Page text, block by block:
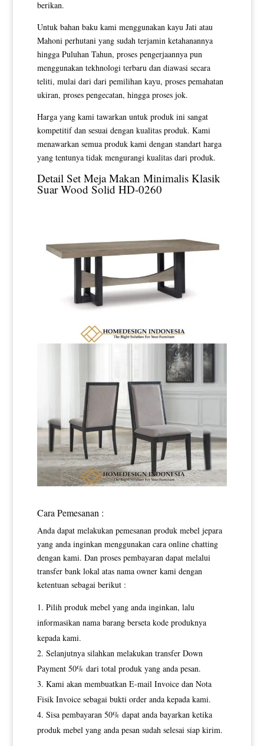
berikan.
Untuk bahan baku kami menggunakan kayu Jati atau
Mahoni perhutani yang sudah terjamin ketahanannya
hingga Puluhan Tahun, proses pengerjaannya pun
menggunakan tekhnologi terbaru dan diawasi secara
teliti, mulai dari dari pemilihan kayu, proses pemahatan
ukiran, proses pengecatan, hingga proses jok.
Harga yang kami tawarkan untuk produk ini sangat
kompetitif dan sesuai dengan kualitas produk. Kami
menawarkan semua produk kami dengan standart harga
yang tentunya tidak mengurangi kualitas dari produk.
Detail Set Meja Makan Minimalis Klasik
Suar Wood Solid HD-0260
Cara Pemesanan :
Anda dapat melakukan pemesanan produk mebel jepara
yang anda inginkan menggunakan cara online chatting
dengan kami. Dan proses pembayaran dapat melalui
transfer bank lokal atas nama owner kami dengan
ketentuan sebagai berikut :
Pilih produk mebel yang anda inginkan, lalu
informasikan nama barang berseta kode produknya
kepada kami.
Selanjutnya silahkan melakukan transfer Down
Payment 50% dari total produk yang anda pesan.
Kami akan membuatkan E-mail Invoice dan Nota
Fisik Invoice sebagai bukti order anda kepada kami.
Sisa pembayaran 50% dapat anda bayarkan ketika
produk mebel yang anda pesan sudah selesai siap kirim.